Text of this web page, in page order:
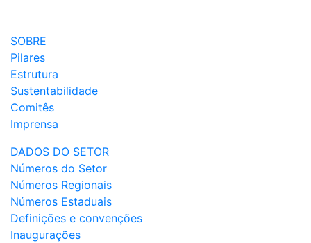
SOBRE
Pilares
Estrutura
Sustentabilidade
Comitês
Imprensa
DADOS DO SETOR
Números do Setor
Números Regionais
Números Estaduais
Definições e convenções
Inaugurações